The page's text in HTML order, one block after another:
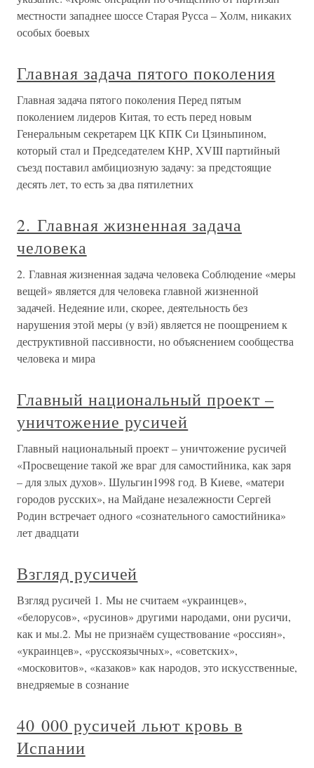
местности западнее шоссе Старая Русса – Холм, никаких
особых боевых
Главная задача пятого поколения
Главная задача пятого поколения Перед пятым
поколением лидеров Китая, то есть перед новым
Генеральным секретарем ЦК КПК Си Цзиньпином,
который стал и Председателем КНР, XVIII партийный
съезд поставил амбициозную задачу: за предстоящие
десять лет, то есть за два пятилетних
2. Главная жизненная задача
человека
2. Главная жизненная задача человека Соблюдение «меры
вещей» является для человека главной жизненной
задачей. Недеяние или, скорее, деятельность без
нарушения этой меры (у вэй) является не поощрением к
деструктивной пассивности, но объяснением сообщества
человека и мира
Главный национальный проект –
уничтожение русичей
Главный национальный проект – уничтожение русичей
«Просвещение такой же враг для самостийника, как заря
– для злых духов». Шульгин1998 год. В Киеве, «матери
городов русских», на Майдане незалежности Сергей
Родин встречает одного «сознательного самостийника»
лет двадцати
Взгляд русичей
Взгляд русичей 1. Мы не считаем «украинцев»,
«белорусов», «русинов» другими народами, они русичи,
как и мы.2. Мы не признаём существование «россиян»,
«украинцев», «русскоязычных», «советских»,
«московитов», «казаков» как народов, это искусственные,
внедряемые в сознание
40 000 русичей льют кровь в
Испании